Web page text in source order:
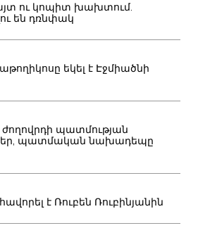
ու կոպիտ խախտում.
են դռնփակ
եկել է Էջմիածնի
ժողովրդի պատմության
պատմական նախադեպը
է Ռուբեն Ռուբինյանին